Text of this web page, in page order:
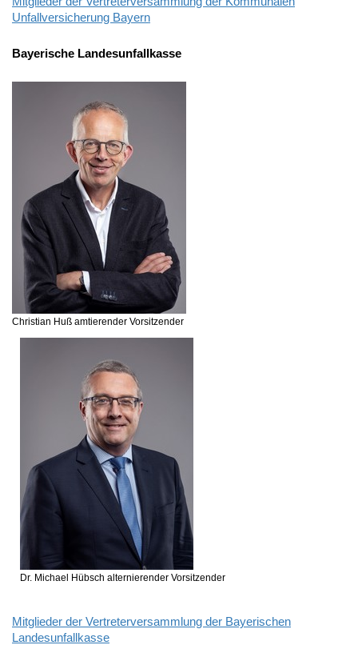
Unfallversicherung Bayern
Bayerische Landesunfallkasse
Christian Huß amtierender Vorsitzender
Dr. Michael Hübsch alternierender Vorsitzender
Mitglieder der Vertreterversammlung der Bayerischen
Landesunfallkasse